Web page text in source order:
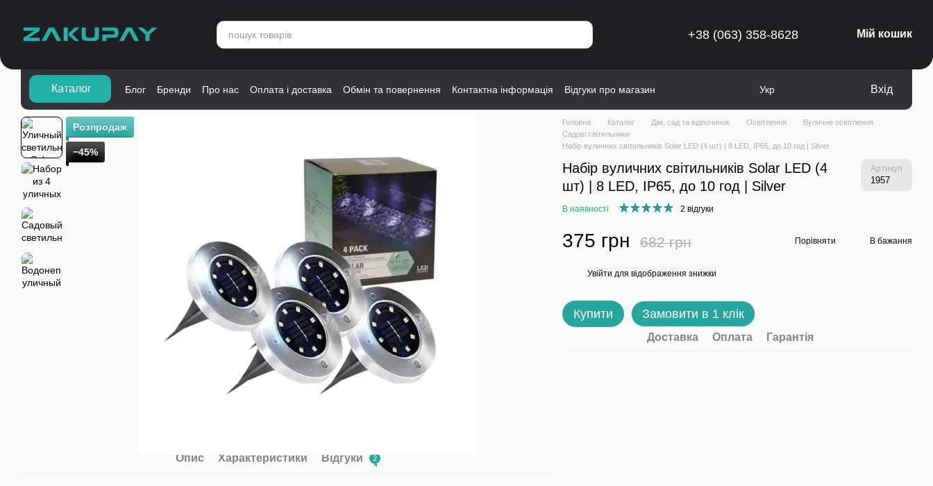
+38 (063) 358-8628 Мій кошик
Каталог">
Каталог Блог Бренди Про нас Оплата і доставка Обмін та повернення Контактна інформація Відгуки про магазин Укр Вхід
Розпродаж
−45%
Опис Характеристики Відгуки 2
Головна Каталог Дім, сад та відпочинок Освітлення
Вуличне освітлення
Садові світильники
Набір вуличних світильників Solar LED (4 шт) | 8 LED, IP65, до 10 год | Silver
Набір вуличних світильників Solar LED (4
шт) | 8 LED, IP65, до 10 год | Silver
Артикул
1957
В наявності 2 відгуки
375 грн 682 грн Порівняти В бажання
Увійти для відображення знижки
Купити Замовити в 1 клік
Доставка Оплата Гарантія